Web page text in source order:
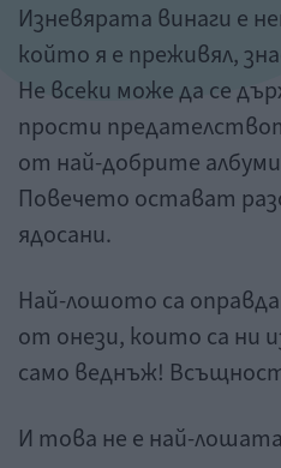
Изневярата винаги е
който я е преживял,
Не всеки може да се
прости
от най-добрите
Повечето остават
ядосани.
Най-лошото са
от онези, които са ни
само веднъж!
И това не е най-